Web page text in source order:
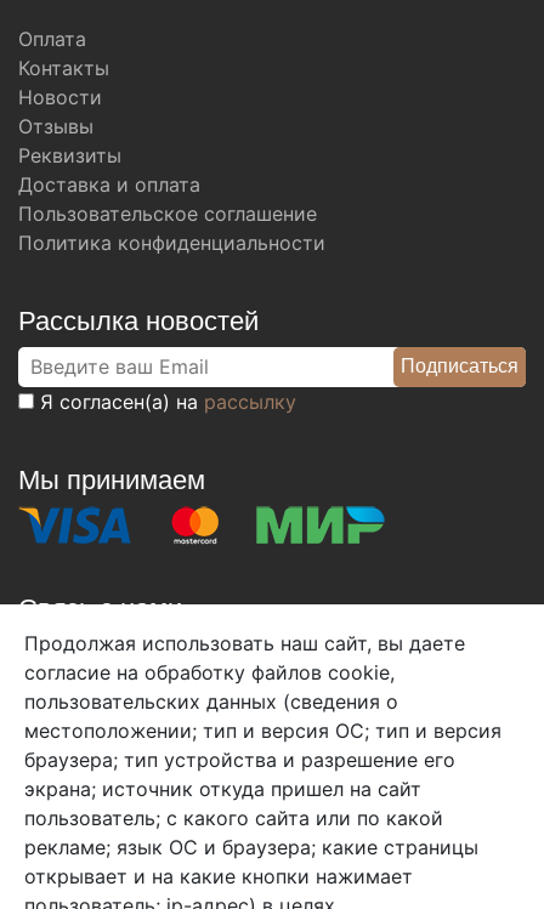
Оплата
Контакты
Новости
Отзывы
Реквизиты
Доставка и оплата
Пользовательское соглашение
Политика конфиденциальности
Рассылка новостей
Я согласен(а) на рассылку
Мы принимаем
Связь с нами
+7 (495) 933-38-08
info@arben-textile.ru- оптовые продажи
Арбен текстиль г. Щелково, пер.
1-й Советский д.25, владение 2.
Продолжая использовать наш сайт, вы даете
согласие на обработку файлов cookie,
пользовательских данных (сведения о
местоположении; тип и версия ОС; тип и версия
браузера; тип устройства и разрешение его
экрана; источник откуда пришел на сайт
пользователь; с какого сайта или по какой
рекламе; язык ОС и браузера; какие страницы
открывает и на какие кнопки нажимает